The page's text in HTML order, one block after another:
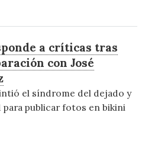
a críticas tras
con José
el síndrome del dejado y
publicar fotos en bikini